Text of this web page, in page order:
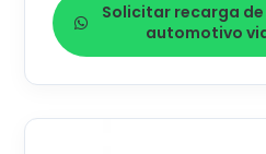
Solicitar recarga
automotivo